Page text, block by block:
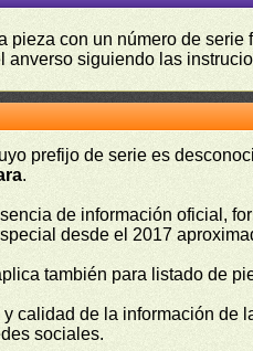
pieza con un número de
anverso siguiendo las
prefijo de serie es
.
de información oficial,
desde el 2017
también para listado de
y calidad de la información de
sociales.